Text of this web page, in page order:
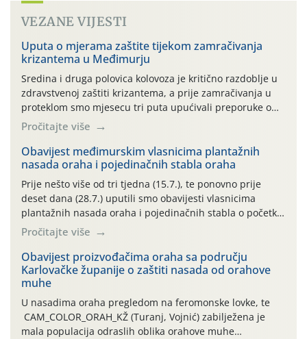
VEZANE VIJESTI
Uputa o mjerama zaštite tijekom zamračivanja
krizantema u Međimurju
Sredina i druga polovica kolovoza je kritično razdoblje u
zdravstvenoj zaštiti krizantema, a prije zamračivanja u
proteklom smo mjesecu tri puta upućivali preporuke o
preventivnim mjerama zaštite krizantema od najčešćih
uzročnika bolesti, štetnika i fito-fagnih grinja (23.7., 14.7.,
06.7.)! Na početku ovog mjeseca je zabilježeno je
povijesno i ekstremno vruće meteorološko razdoblje, uz
najviše temperature […]
Pročitajte više
Obavijest međimurskim vlasnicima plantažnih
nasada oraha i pojedinačnih stabla oraha
Prije nešto više od tri tjedna (15.7.), te ponovno prije
deset dana (28.7.) uputili smo obavijesti vlasnicima
plantažnih nasada oraha i pojedinačnih stabla o početku
leta i ovogodišnjoj potrebi usmjerenog suzbijanja
orahove muhe (Rhagoletis completa)! Već dvanaest dana
traje drugi ovogodišnji “toplinski udar”, koji naročito
izražen zadnja šest dana (31.7.-05.8.), jer najviše
temperature zraka svakodnevno […]
Pročitajte više
Obavijest proizvođačima oraha sa području
Karlovačke županije o zaštiti nasada od orahove
muhe
U nasadima oraha pregledom na feromonske lovke, te
CAM_COLOR_ORAH_KŽ (Turanj, Vojnić) zabilježena je
mala populacija odraslih oblika orahove muhe